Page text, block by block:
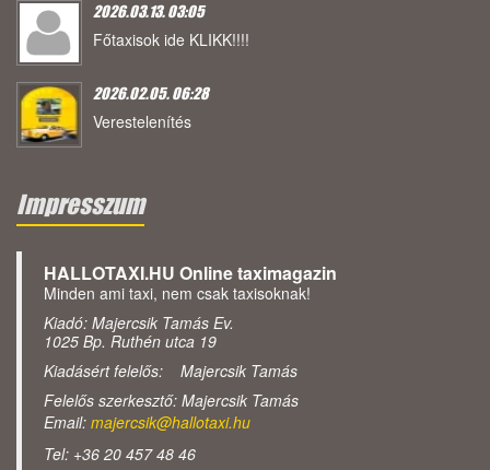
2026.03.13. 03:05
Főtaxisok ide KLIKK!!!!
2026.02.05. 06:28
Verestelenítés
Impresszum
HALLOTAXI.HU Online taximagazin
Minden ami taxi, nem csak taxisoknak!
Kiadó: Majercsik Tamás Ev.
1025 Bp. Ruthén utca 19
Kiadásért felelős: Majercsik Tamás
Felelős szerkesztő: Majercsik Tamás
Email: majercsik@hallotaxi.hu
Tel: +36 20 457 48 46